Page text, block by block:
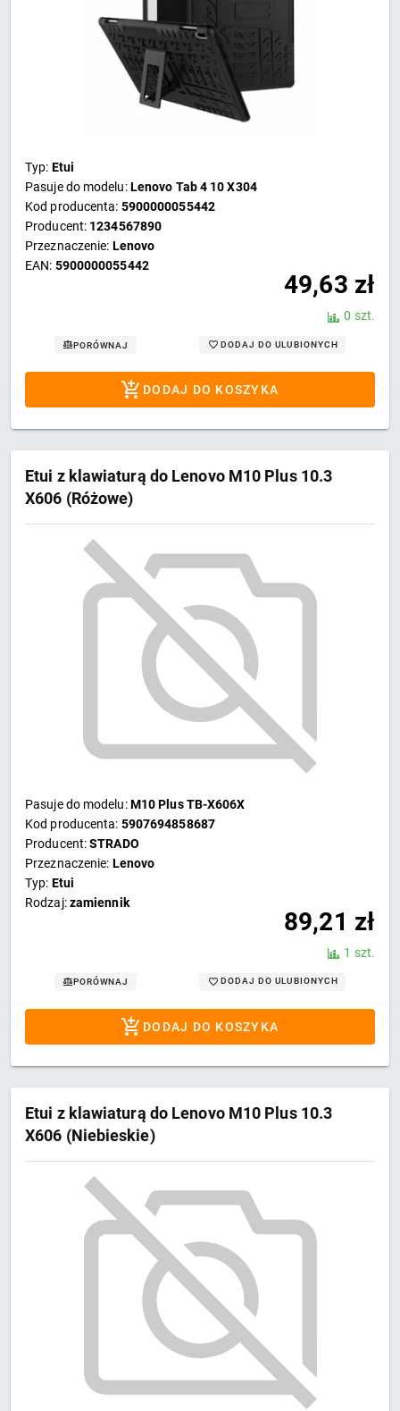
Typ: Etui
Pasuje do modelu:Lenovo Tab 4 10 X304
Kod producenta: 5900000055442
Producent: 1234567890
Przeznaczenie: Lenovo
EAN: 5900000055442
49,63 zł
0 szt.
PORÓWNAJ DODAJ DO ULUBIONYCH
DODAJ DO KOSZYKA
Etui z klawiaturą do Lenovo M10 Plus 10.3
X606 (Różowe)
Pasuje do modelu:M10 Plus TB-X606X
Kod producenta: 5907694858687
Producent:STRADO
Przeznaczenie: Lenovo
Typ: Etui
Rodzaj:zamiennik
89,21 zł
1 szt.
PORÓWNAJ DODAJ DO ULUBIONYCH
DODAJ DO KOSZYKA
Etui z klawiaturą do Lenovo M10 Plus 10.3
X606 (Niebieskie)